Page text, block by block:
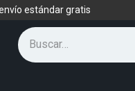
estándar gratis